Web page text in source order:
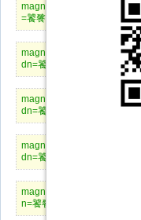
=饕餮记34.mp4
dn=饕餮记33.mp4
dn=饕餮记32.mp4
dn=饕餮记31.mp4
n=饕餮记30.mp4